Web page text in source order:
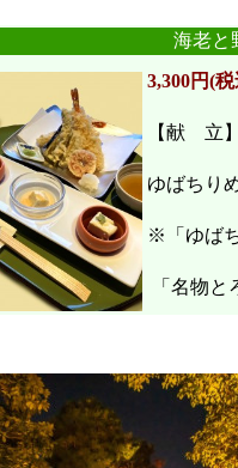
海老
3,300円(
【献 立
ゆばちり
※「ゆば
「名物と